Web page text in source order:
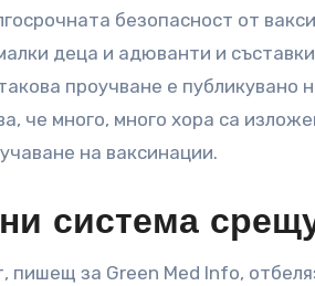
безопасност от
деца и адюванти и
проучване е публикувано
че много, много хора са
на ваксинации.
система
пишещ за Green Med Info,